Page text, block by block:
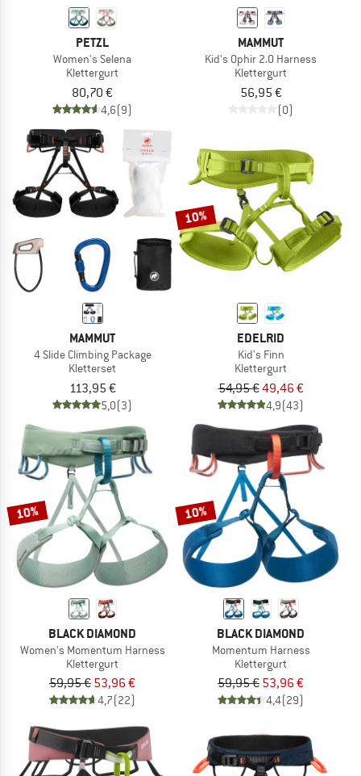
PETZL
Women's Selena
Klettergurt
80,70 €
4,6(9)
MAMMUT
Kid's Ophir 2.0 Harness
Klettergurt
56,95 €
(0)
MAMMUT
4 Slide Climbing Package
Kletterset
113,95 €
5,0(3)
10%
EDELRID
Kid's Finn
Klettergurt
54,95 €49,46 €
4,9(43)
10%
BLACK DIAMOND
Women's Momentum Harness
Klettergurt
59,95 € 53,96 €
4,7(22)
10%
BLACK DIAMOND
Momentum Harness
Klettergurt
59,95 € 53,96 €
4,4(29)